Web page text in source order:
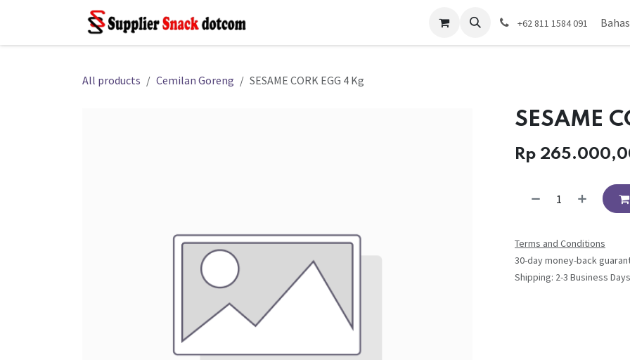
+62 811 1584 091
All products Cemilan Goreng SESAME CORK EGG 4 Kg
SESAME
Rp
Terms and Conditions
30-day money-back
Shipping: 2-3 Business Days